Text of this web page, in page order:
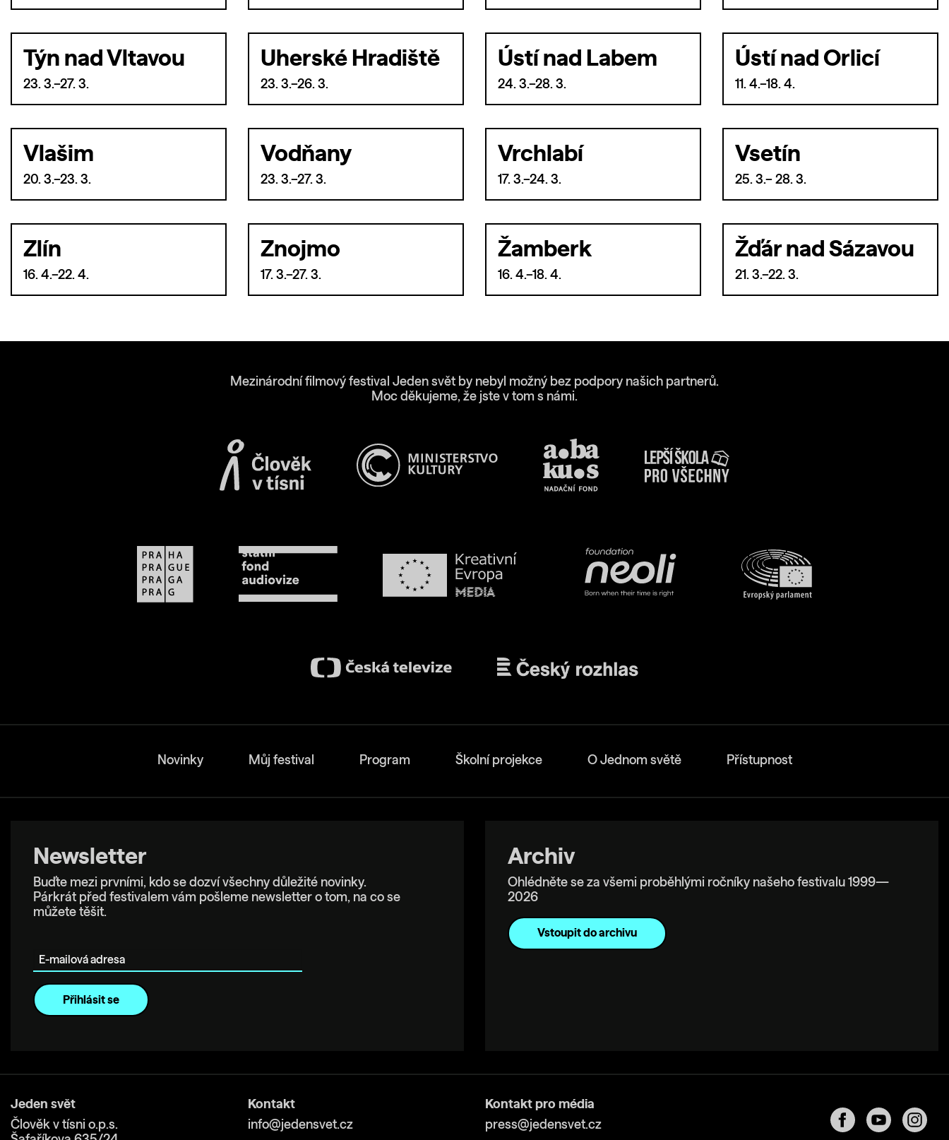
Týn nad Vltavou
23. 3.–27. 3.
Uherské Hradiště
23. 3.–26. 3.
Ústí nad Labem
24. 3.–28. 3.
Ústí nad Orlicí
11. 4.–18. 4.
Vlašim
20. 3.–23. 3.
Vodňany
23. 3.–27. 3.
Vrchlabí
17. 3.–24. 3.
Vsetín
25. 3.– 28. 3.
Zlín
16. 4.–22. 4.
Znojmo
17. 3.–27. 3.
Žamberk
16. 4.–18. 4.
Žďár nad Sázavou
21. 3.–22. 3.
Mezinárodní filmový festival Jeden svět by nebyl možný bez podpory našich partnerů.
Moc děkujeme, že jste v tom s námi.
Novinky Můj festival Program Školní projekce O Jednom světě Přístupnost
Newsletter
Buďte mezi prvními, kdo se dozví všechny důležité novinky.
Párkrát před festivalem vám pošleme newsletter o tom, na co se
můžete těšit.
Archiv
Ohlédněte se za všemi proběhlými ročníky našeho festivalu 1999—
2026
Vstoupit do archivu
Jeden svět
Člověk v tísni o.p.s.
Kontakt
info@jedensvet.cz
Kontakt pro média
press@jedensvet.cz